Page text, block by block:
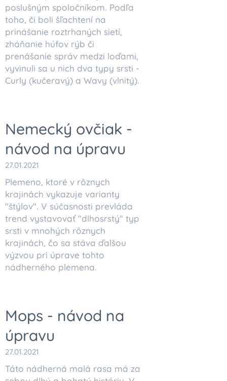
poslušným spoločníkom. Podľa
toho, či boli šľachtení na
prinášanie roztrhaných sietí,
zháňanie húfov rýb či
prenášanie správ medzi loďami,
vyvinuli sa u nich dva typy srsti -
Curly (kučeravý) a Wavy (vlnitý).
Nemecký ovčiak -
návod na úpravu
27.01.2021
Plemeno, ktoré v rôznych
krajinách vykazuje varianty
"štýlov". V súčasnosti prevláda
trend vystavovať "dlhosrstý" typ
srsti v mnohých rôznych
krajinách, čo sa stáva ďalšou
výzvou pri úprave tohto
nádherného plemena.
Mops - návod na
úpravu
27.01.2021
Táto nádherná malá rasa má za